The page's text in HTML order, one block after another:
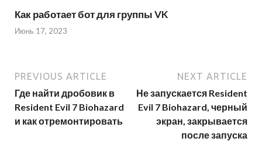
Как работает бот для группы VK
Июнь 17, 2023
PREVIOUS ARTICLE
Где найти дробовик в
Resident Evil 7 Biohazard
и как отремонтировать
NEXT ARTICLE
Не запускается Resident
Evil 7 Biohazard, черный
экран, закрывается
после запуска